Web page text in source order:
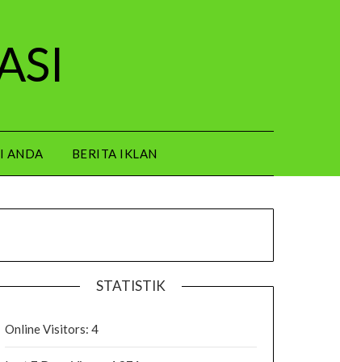
ANDA BERITA IKLAN
STATISTIK
Online Visitors: 4